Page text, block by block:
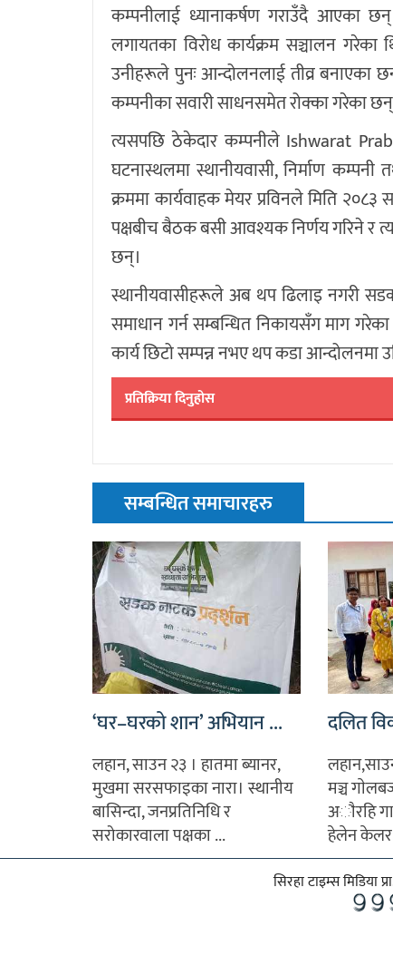
कम्पनीलाई ध्यानाकर्षण गराउँदै आएका
लगायतका विरोध कार्यक्रम सञ्चालन गरेका
उनीहरूले पुनः आन्दोलनलाई तीव्र बनाएका
कम्पनीका सवारी साधनसमेत रोक्का गरेका
त्यसपछि ठेकेदार कम्पनीले Ishwarat
घटनास्थलमा स्थानीयवासी, निर्माण
क्रममा कार्यवाहक मेयर प्रविनले मिति
पक्षबीच बैठक बसी आवश्यक निर्णय गरिने र
छन्।
स्थानीयवासीहरूले अब थप ढिलाइ नगरी
समाधान गर्न सम्बन्धित निकायसँग माग
कार्य छिटो सम्पन्न नभए थप कडा आन्दोलनमा
प्रतिक्रिया दिनुहोस
सम्बन्धित समाचारहरु
‘घर–घरको शान’ अभियान ...
लहान, साउन २३ । हातमा ब्यानर,
मुखमा सरसफाइका नारा। स्थानीय
बासिन्दा, जनप्रतिनिधि र
सरोकारवाला पक्षका ...
दलित
मञ्च
अाैरहि
हेलेन
सिरहा टाइम्स मिडिया